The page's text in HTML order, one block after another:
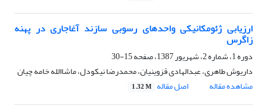
ارزیابی ژئومکانیکی واحدهای رسوبی سازند آغاجاری در پهنه
زاگرس
دوره 1، شماره 2، شهریور 1387، صفحه
15-30
داریوش طاهری، عبدالهادی قزوینیان، محمدرضا نیکودل، ماشاالله خامه چیان
مشاهده مقاله
اصل مقاله 1.32 M